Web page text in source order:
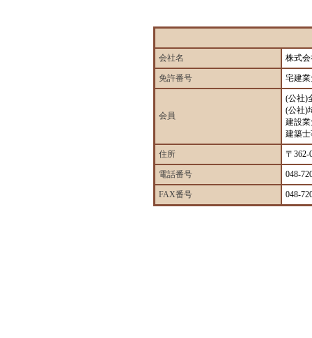
会社名 株式
免許番号 宅建
会員
(公社)
(公社)
建設
建築
住所 〒362-
電話番号 048-
FAX番号 048-